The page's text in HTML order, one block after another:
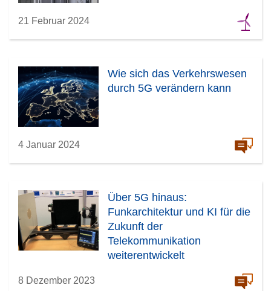
21 Februar 2024
Wie sich das Verkehrswesen
durch 5G verändern kann
4 Januar 2024
Über 5G hinaus:
Funkarchitektur und KI für die
Zukunft der
Telekommunikation
weiterentwickelt
8 Dezember 2023